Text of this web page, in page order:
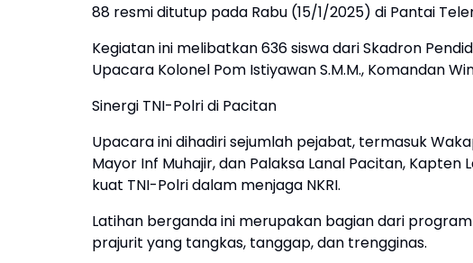
88 resmi ditutup pada Rabu (15/1/2025) di Pantai
Kegiatan ini melibatkan 636 siswa dari Skadron
Upacara Kolonel Pom Istiyawan S.M.M., Komandan
Sinergi TNI-Polri di Pacitan
Upacara ini dihadiri sejumlah pejabat, termasuk
Mayor Inf Muhajir, dan Palaksa Lanal Pacitan,
kuat TNI-Polri dalam menjaga NKRI.
Latihan berganda ini merupakan bagian dari
prajurit yang tangkas, tanggap, dan trengginas.